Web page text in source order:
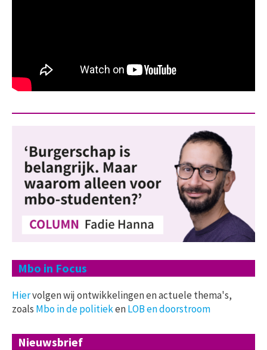
Mbo in Focus
Hiervolgen wij ontwikkelingen en actuele thema's,
zoals Mbo in de politiekenLOB en doorstroom
Nieuwsbrief